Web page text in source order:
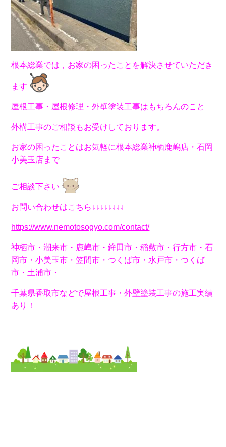
根本総業では，お家の困ったことを解決させていただき
ます
屋根工事・屋根修理・外壁塗装工事はもちろんのこと
外構工事のご相談もお受けしております。
お家の困ったことはお気軽に根本総業神栖鹿嶋店・石岡
小美玉店まで
ご相談下さい
お問い合わせはこちら↓↓↓↓↓↓↓↓
https://www.nemotosogyo.com/contact/
神栖市・潮来市・鹿嶋市・鉾田市・稲敷市・行方市・石
岡市・小美玉市・笠間市・つくば市・水戸市・つくば
市・土浦市・
千葉県香取市などで屋根工事・外壁塗装工事の施工実績
あり！